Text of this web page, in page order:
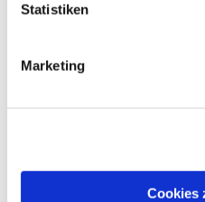
Statistiken
Marketing
Cookies
Dies